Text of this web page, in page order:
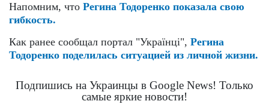
Напомним, что Регина Тодоренко показала свою
гибкость.
Как ранее сообщал портал "Українці", Регина
Тодоренко поделилась ситуацией из личной жизни.
Подпишись на Украинцы в Google News! Только
самые яркие новости!